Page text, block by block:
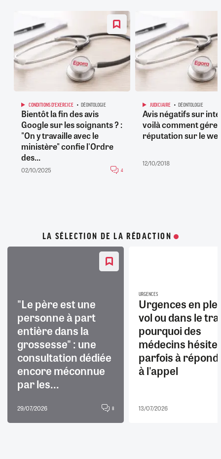
CONDITIONS D'EXERCICE DÉONTOLOGIE
Bientôt la fin des avis
Google sur les soignants ? :
"On y travaille avec le
ministère" confie l'Ordre
des...
02/10/2025 4
JUDICIAIRE DÉONTOLOGIE
Avis négatifs sur
voilà comment
réputation sur le
12/10/2018
LA SÉLECTION DE LA RÉDACTION
"Le père est une
personne à part
entière dans la
grossesse" : une
consultation dédiée
encore méconnue
par les...
29/07/2026 8
URGENCES
Urgences en
vol ou dans le
pourquoi des
médecins
parfois à
à l'appel
13/07/2026